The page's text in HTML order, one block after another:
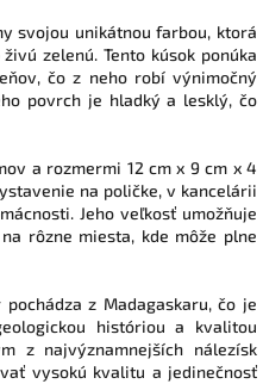
svojou unikátnou farbou, ktorá
zelenú. Tento kúsok ponúka
čo z neho robí výnimočný
povrch je hladký a lesklý, čo
a rozmermi 12 cm x 9 cm x 4
na poličke, v kancelárii
Jeho veľkosť umožňuje
rôzne miesta, kde môže plne
z Madagaskaru, čo je
históriou a kvalitou
z najvýznamnejších nálezísk
vysokú kvalitu a jedinečnosť